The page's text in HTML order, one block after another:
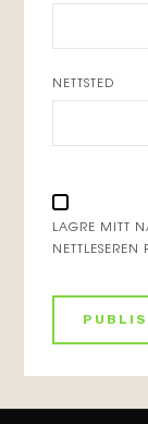
NETTSTED
LAGRE MITT